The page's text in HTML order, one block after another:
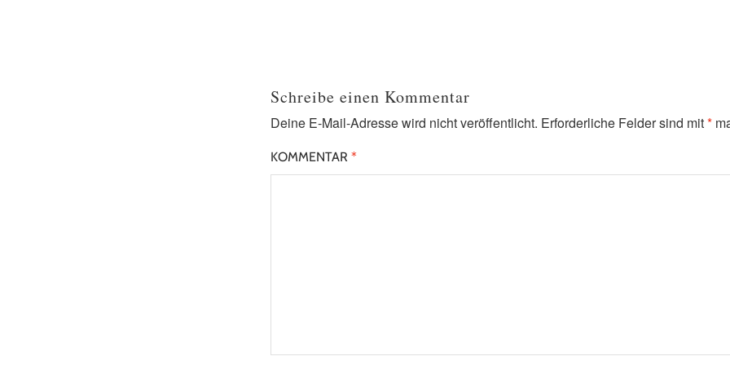
Schreibe einen Kommentar
Deine E-Mail-Adresse wird nicht veröffentlicht. Erforderliche Felder sind mit*
KOMMENTAR *